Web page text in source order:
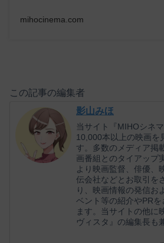
mihocinema.com
この記事の編集者
影山みほ
当サイト『MIHOシネ
10,000本以上の映画を
す。多数のメディア掲
画番組とのタイアップ
より映画監督、俳優、
伝会社などとお取引を
り、映画情報の発信お
ベント等の紹介やPR
ます。当サイトの他に
ヴィスタ』の編集長も